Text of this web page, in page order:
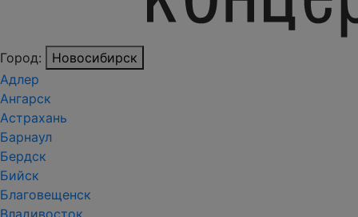
Город:
Новосибирск
Адлер
Ангарск
Астрахань
Барнаул
Бердск
Бийск
Благовещенск
Владивосток